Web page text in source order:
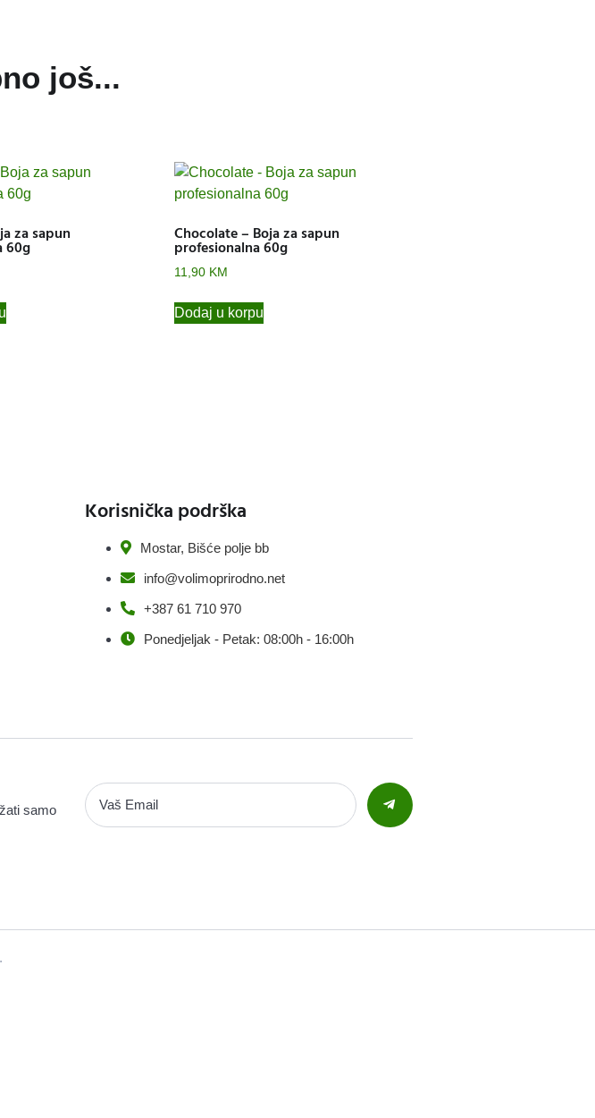
još...
za sapun
60g
Chocolate – Boja za sapun
profesionalna 60g
11,90 KM
Dodaj u korpu
Korisnička podrška
Mostar, Bišće polje bb
info@volimoprirodno.net
+387 61 710 970
Ponedjeljak - Petak: 08:00h - 16:00h
samo